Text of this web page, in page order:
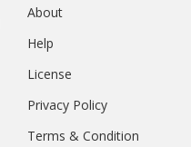
About
Help
License
Privacy Policy
Terms & Condition